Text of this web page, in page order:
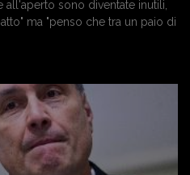
sono diventate inutili,
ma "penso che tra un paio di